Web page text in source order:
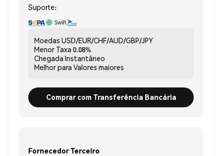
Suporte:
Moedas USD/EUR/CHF/AUD/GBP/JPY
Menor Taxa 0.08%
Chegada Instantâneo
Melhor para Valores maiores
Comprar com Transferência Bancária
Fornecedor Terceiro